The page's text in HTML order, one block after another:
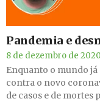
Pandemia e
8 de dezembro de 2020
Enquanto o mundo
contra o novo
de casos e de mortes